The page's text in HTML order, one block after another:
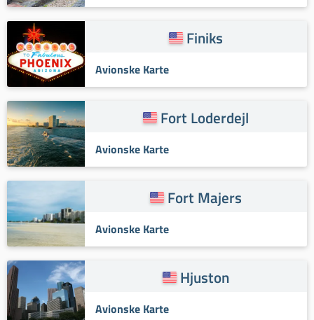
Finiks
Avionske Karte
Fort Loderdejl
Avionske Karte
Fort Majers
Avionske Karte
Hjuston
Avionske Karte